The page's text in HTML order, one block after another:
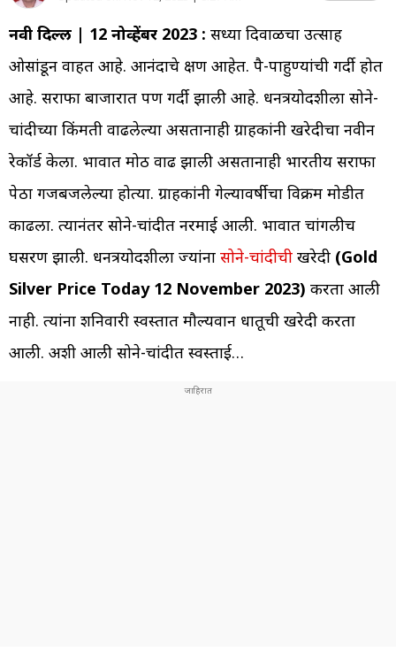
नवी दिल्ली | 12 नोव्हेंबर 2023 : सध्या दिवाळीचा उत्साह
ओसांडून वाहत आहे. आनंदाचे क्षण आहेत. पै-पाहुण्यांची गर्दी होत
आहे. सराफा बाजारात पण गर्दी झाली आहे. धनत्रयोदशीला सोने-
चांदीच्या किंमती वाढलेल्या असतानाही ग्राहकांनी खरेदीचा नवीन
रेकॉर्ड केला. भावात मोठी वाढ झाली असतानाही भारतीय सराफा
पेठा गजबजलेल्या होत्या. ग्राहकांनी गेल्यावर्षीचा विक्रम मोडीत
काढला. त्यानंतर सोने-चांदीत नरमाई आली. भावात चांगलीच
घसरण झाली. धनत्रयोदशीला ज्यांना सोने-चांदीची खरेदी (Gold
Silver Price Today 12 November 2023) करता आली
नाही. त्यांना शनिवारी स्वस्तात मौल्यवान धातूची खरेदी करता
आली. अशी आली सोने-चांदीत स्वस्ताई…